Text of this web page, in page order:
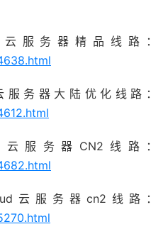
云服务器精品线路：
服务器大陆优化线路：
云服务器CN2线路：
云服务器cn2线路：